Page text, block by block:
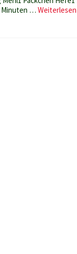
Minuten … Weiterlesen